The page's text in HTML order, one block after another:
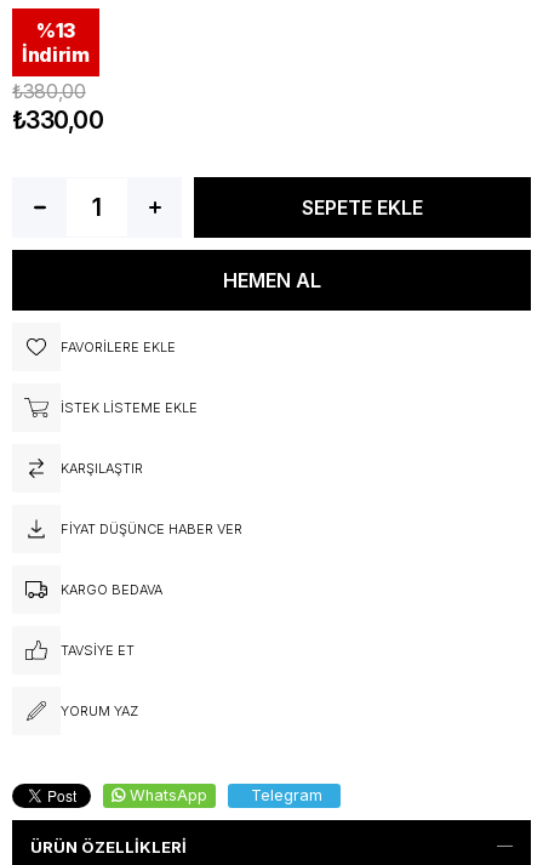
%13
İndirim
₺380,00
₺330,00
FAVORILERE EKLE
İSTEK LISTEME EKLE
KARŞILAŞTIR
FIYAT DÜŞÜNCE HABER VER
KARGO BEDAVA
TAVSIYE ET
YORUM YAZ
WhatsApp Telegram
ÜRÜN ÖZELLIKLERI